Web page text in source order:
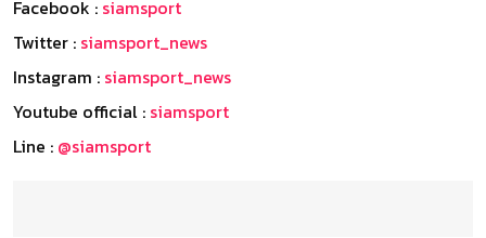
Facebook : siamsport
Twitter : siamsport_news
Instagram : siamsport_news
Youtube official : siamsport
Line : @siamsport